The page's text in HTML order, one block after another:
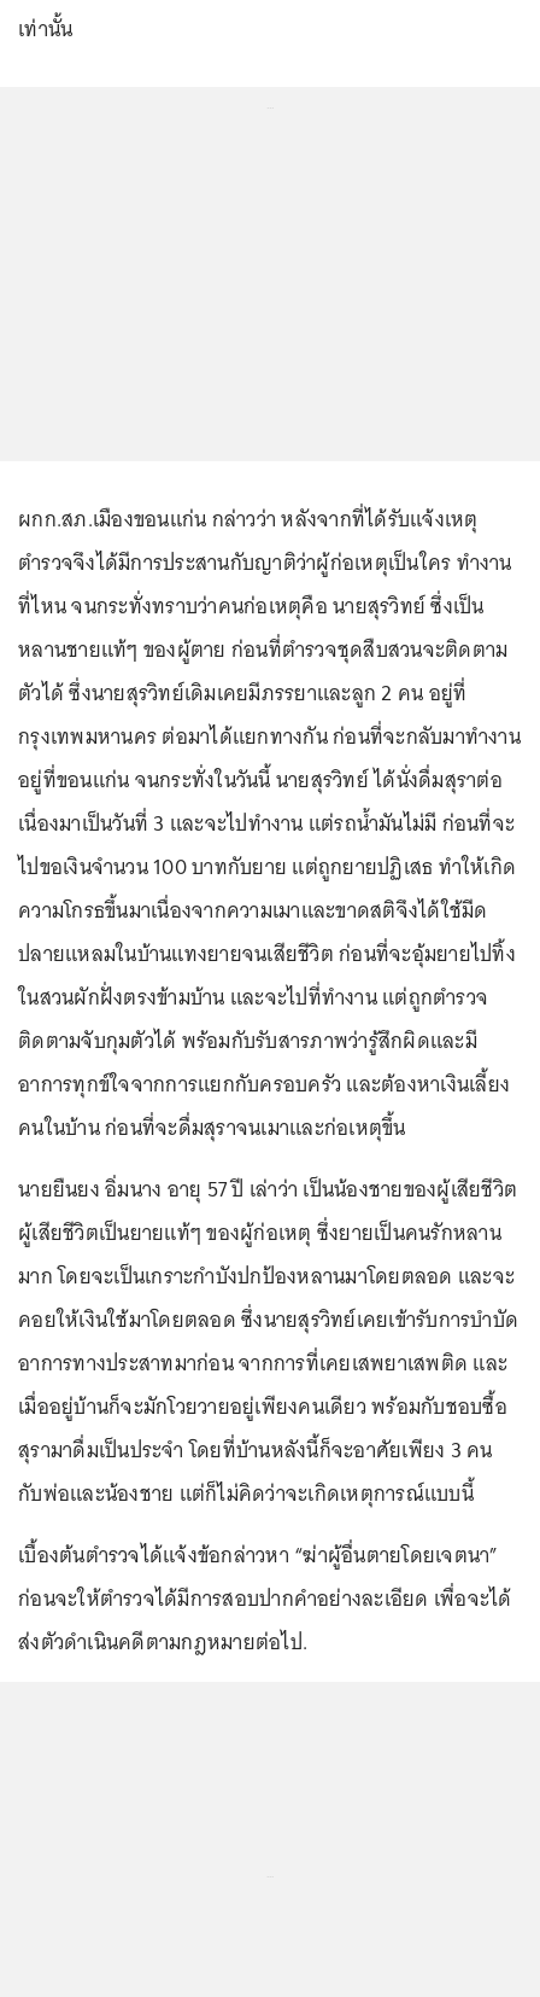
เท่านั้น
ผกก.สภ.เมืองขอนแก่น กล่าวว่า หลังจากที่ได้รับแจ้งเหตุ
ตำรวจจึงได้มีการประสานกับญาติว่าผู้ก่อเหตุเป็นใคร ทำงาน
ที่ไหน จนกระทั่งทราบว่าคนก่อเหตุคือ นายสุรวิทย์ ซึ่งเป็น
หลานชายแท้ๆ ของผู้ตาย ก่อนที่ตำรวจชุดสืบสวนจะติดตาม
ตัวได้ ซึ่งนายสุรวิทย์เดิมเคยมีภรรยาและลูก 2 คน อยู่ที่
กรุงเทพมหานคร ต่อมาได้แยกทางกัน ก่อนที่จะกลับมาทำงาน
อยู่ที่ขอนแก่น จนกระทั่งในวันนี้ นายสุรวิทย์ ได้นั่งดื่มสุราต่อ
เนื่องมาเป็นวันที่ 3 และจะไปทำงาน แต่รถน้ำมันไม่มี ก่อนที่จะ
ไปขอเงินจำนวน 100 บาทกับยาย แต่ถูกยายปฏิเสธ ทำให้เกิด
ความโกรธขึ้นมาเนื่องจากความเมาและขาดสติจึงได้ใช้มีด
ปลายแหลมในบ้านแทงยายจนเสียชีวิต ก่อนที่จะอุ้มยายไปทิ้ง
ในสวนผักฝั่งตรงข้ามบ้าน และจะไปที่ทำงาน แต่ถูกตำรวจ
ติดตามจับกุมตัวได้ พร้อมกับรับสารภาพว่ารู้สึกผิดและมี
อาการทุกข์ใจจากการแยกกับครอบครัว และต้องหาเงินเลี้ยง
คนในบ้าน ก่อนที่จะดื่มสุราจนเมาและก่อเหตุขึ้น
นายยืนยง อิ่มนาง อายุ 57 ปี เล่าว่า เป็นน้องชายของผู้เสียชีวิต
ผู้เสียชีวิตเป็นยายแท้ๆ ของผู้ก่อเหตุ ซึ่งยายเป็นคนรักหลาน
มาก โดยจะเป็นเกราะกำบังปกป้องหลานมาโดยตลอด และจะ
คอยให้เงินใช้มาโดยตลอด ซึ่งนายสุรวิทย์เคยเข้ารับการบำบัด
อาการทางประสาทมาก่อน จากการที่เคยเสพยาเสพติด และ
เมื่ออยู่บ้านก็จะมักโวยวายอยู่เพียงคนเดียว พร้อมกับชอบซื้อ
สุรามาดื่มเป็นประจำ โดยที่บ้านหลังนี้ก็จะอาศัยเพียง 3 คน
กับพ่อและน้องชาย แต่ก็ไม่คิดว่าจะเกิดเหตุการณ์แบบนี้
เบื้องต้นตำรวจได้แจ้งข้อกล่าวหา “ฆ่าผู้อื่นตายโดยเจตนา”
ก่อนจะให้ตำรวจได้มีการสอบปากคำอย่างละเอียด เพื่อจะได้
ส่งตัวดำเนินคดีตามกฎหมายต่อไป.